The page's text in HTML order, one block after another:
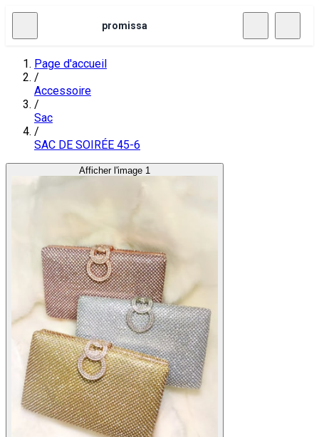
promissa
Page d'accueil
/
Accessoire
/
Sac
/
SAC DE SOIRÉE 45-6
Afficher l'image 1